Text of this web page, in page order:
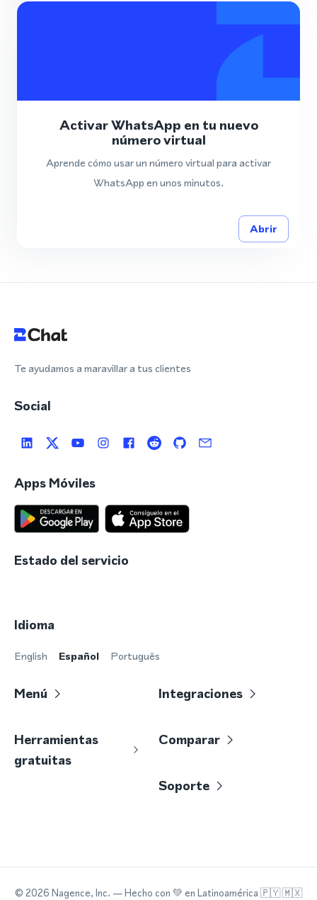
Activar WhatsApp en tu nuevo
número virtual
Aprende cómo usar un número virtual para activar
WhatsApp en unos minutos.
Abrir
Te ayudamos a maravillar a tus clientes
Social
Apps Móviles
Estado del servicio
Idioma
English Español Português
Menú Integraciones
Herramientas
gratuitas
Comparar
Soporte
© 2026 Nagence, Inc. — Hecho con 💚 en Latinoamérica 🇵🇾 🇲🇽